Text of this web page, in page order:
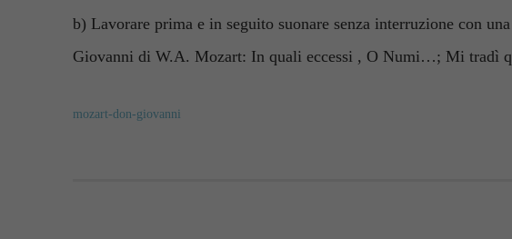
b) Lavorare prima e in seguito suonare senza interruzione con
Giovanni di W.A. Mozart: In quali eccessi , O Numi…; Mi tradì
mozart-don-giovanni